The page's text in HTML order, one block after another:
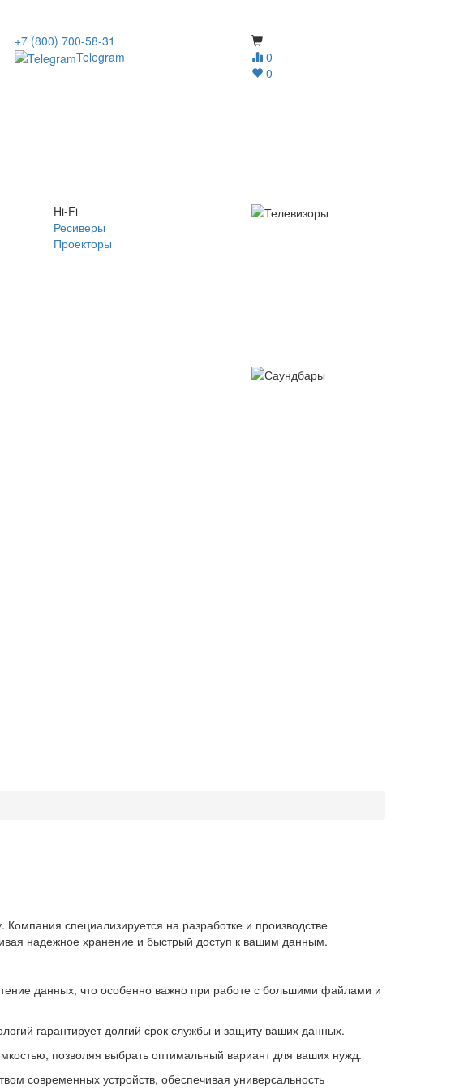
0
0
+7 (800) 700-58-31
Telegram
Hi-Fi
Ресиверы
Проекторы
специализируется на разработке и производстве
надежное хранение и быстрый доступ к вашим данным.
данных, что особенно важно при работе с большими файлами и
гарантирует долгий срок службы и защиту ваших данных.
позволяя выбрать оптимальный вариант для ваших нужд.
современных устройств, обеспечивая универсальность